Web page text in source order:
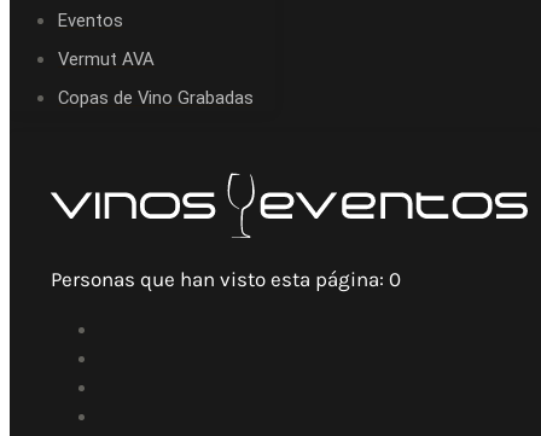
Eventos
Vermut AVA
Copas de Vino Grabadas
Personas que han visto esta página: 0